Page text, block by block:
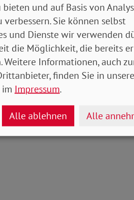
wären mit diesem
im SGB V soll ebenfalls
Person anknüpfen.
in der neuen SGB V-
Familie, Pflege und Beruf
und auf Basis von
Sie können selbst
und Dienste wir verwenden
die Möglichkeit, die bereits
Informationen, auch
finden Sie in
Impressum.
Alle ablehnen Alle